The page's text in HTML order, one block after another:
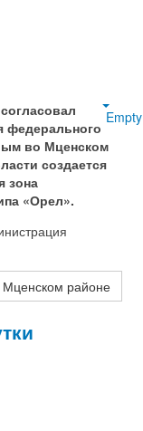
Empty
федерального
во Мценском
создается
зона
«Орел».
районе